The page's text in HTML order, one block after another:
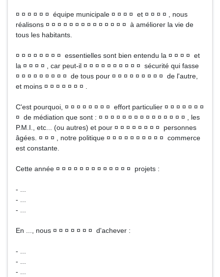
¤ ¤ ¤ ¤ ¤ ¤ équipe municipale ¤ ¤ ¤ ¤ et ¤ ¤ ¤ ¤ , nous
réalisons ¤ ¤ ¤ ¤ ¤ ¤ ¤ ¤ ¤ ¤ ¤ ¤ ¤ ¤ à améliorer la vie de
tous les habitants.
¤ ¤ ¤ ¤ ¤ ¤ ¤ ¤ essentielles sont bien entendu la ¤ ¤ ¤ ¤ et
la ¤ ¤ ¤ ¤ , car peut-il ¤ ¤ ¤ ¤ ¤ ¤ ¤ ¤ ¤ ¤ sécurité qui fasse
¤ ¤ ¤ ¤ ¤ ¤ ¤ ¤ ¤ de tous pour ¤ ¤ ¤ ¤ ¤ ¤ ¤ ¤ ¤ de l'autre,
et moins ¤ ¤ ¤ ¤ ¤ ¤ ¤ .
C'est pourquoi, ¤ ¤ ¤ ¤ ¤ ¤ ¤ ¤ effort particulier ¤ ¤ ¤ ¤ ¤ ¤ ¤
¤ de médiation que sont : ¤ ¤ ¤ ¤ ¤ ¤ ¤ ¤ ¤ ¤ ¤ ¤ ¤ ¤ ¤ , les
P.M.I., etc... (ou autres) et pour ¤ ¤ ¤ ¤ ¤ ¤ ¤ ¤ personnes
âgées. ¤ ¤ ¤ , notre politique ¤ ¤ ¤ ¤ ¤ ¤ ¤ ¤ ¤ ¤ commerce
est constante.
Cette année ¤ ¤ ¤ ¤ ¤ ¤ ¤ ¤ ¤ ¤ ¤ ¤ ¤ projets :
- ...
- ...
- ...
En ..., nous ¤ ¤ ¤ ¤ ¤ ¤ ¤ d'achever :
- ...
- ...
- ...